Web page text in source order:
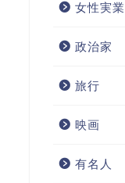
女性実
政治家
旅行
映画
有名人